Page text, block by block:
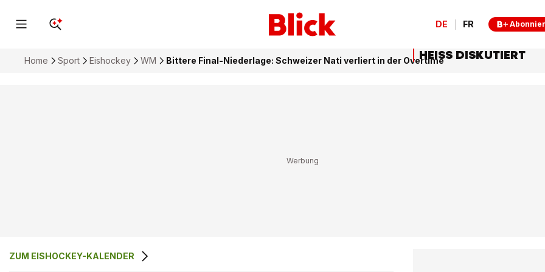
DE FR
Home Sport Eishockey WM Bittere Final-Niederlage: Schweizer Nati verliert in der Overtime
ZUM EISHOCKEY-KALENDER
HEISS DISKUTIERT